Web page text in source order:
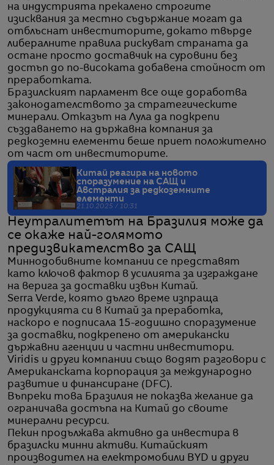
на индустрията прекалено строгите
изисквания за местно съдържание могат да
отблъснат инвеститорите, докато твърде
либералните правила рискуват страната да
остане просто доставчик на суровини без
достъп до по-високата добавена стойност от
преработката.
Бразилският парламент все още доработва
законодателството за стратегическите
минерали. Отказът на Лула да подкрепи
създаването на държавна компания за
редкоземни елементи беше приет положително
от част от инвеститорите.
Китай реагира на новото
споразумение на САЩ и
Австралия за редкоземните
елементи
21.10.2025 / 10:31
Неутралитетът на Бразилия може да
се окаже най-голямото
предизвикателство за САЩ
Миннодобивните компании се представят
като ключов фактор в усилията за изграждане
на верига за доставки извън Китай.
Serra Verde, която дълго време изпраща
продукцията си в Китай за преработка,
наскоро е подписала 15-годишно споразумение
за доставки, подкрепено от американски
държавни агенции и частни инвеститори.
Viridis и други компании също водят разговори с
Американската корпорация за международно
развитие и финансиране (DFC).
Въпреки това Бразилия не показва желание да
ограничава достъпа на Китай до своите
минерални ресурси.
Пекин продължава активно да инвестира в
бразилски минни активи. Китайският
производител на електромобили BYD и други